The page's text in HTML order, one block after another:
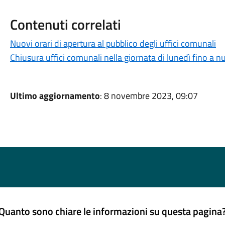
Contenuti correlati
Nuovi orari di apertura al pubblico degli uffici comunali
Chiusura uffici comunali nella giornata di lunedì fino a
Ultimo aggiornamento: 8 novembre 2023, 09:07
sono chiare le informazioni su questa